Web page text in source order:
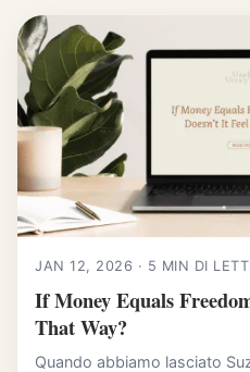
JAN 12, 2026 · 5 MIN DI
If Money Equals
That Way?
Quando abbiamo lasciato